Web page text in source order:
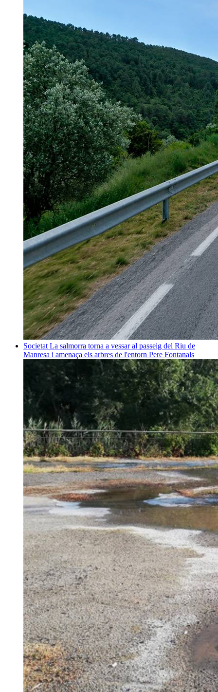
Societat La salmorra torna a vessar al passeig del Riu de
Manresa i amenaça els arbres de l'entorn Pere Fontanals